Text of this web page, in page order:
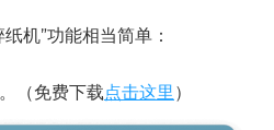
机”功能相当简单：
（免费下载点击这里 ）